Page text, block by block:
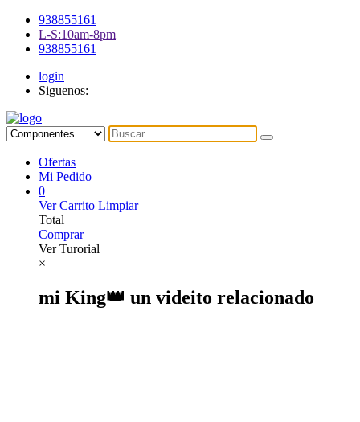
938855161
L-S:10am-8pm
938855161
login
Siguenos:
Ofertas
Mi Pedido
0
Ver Carrito Limpiar
Total
Comprar
Ver Turorial
×
mi King👑 un videito relacionado